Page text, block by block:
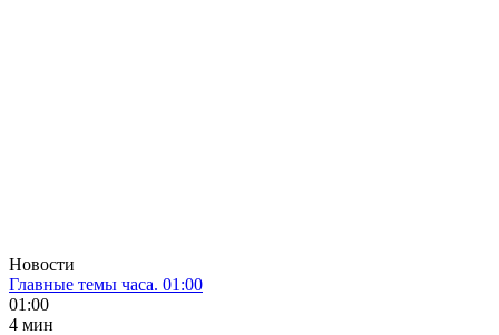
Новости
Главные темы часа. 01:00
01:00
4 мин